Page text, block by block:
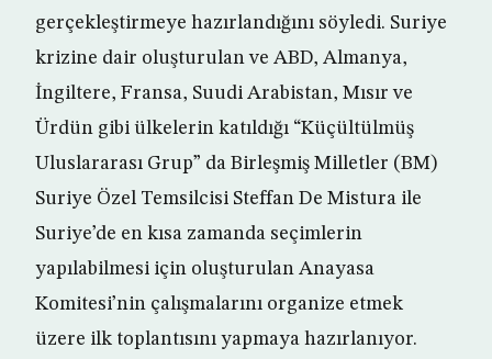
gerçekleştirmeye hazırlandığını söyledi. Suriye
krizine dair oluşturulan ve ABD, Almanya,
İngiltere, Fransa, Suudi Arabistan, Mısır ve
Ürdün gibi ülkelerin katıldığı “Küçültülmüş
Uluslararası Grup” da Birleşmiş Milletler (BM)
Suriye Özel Temsilcisi Steffan De Mistura ile
Suriye’de en kısa zamanda seçimlerin
yapılabilmesi için oluşturulan Anayasa
Komitesi’nin çalışmalarını organize etmek
üzere ilk toplantısını yapmaya hazırlanıyor.